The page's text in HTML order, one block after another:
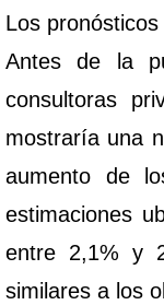
Los
Antes de la
consultoras
mostraría una
aumento de
estimaciones
entre 2,1% y
similares a los